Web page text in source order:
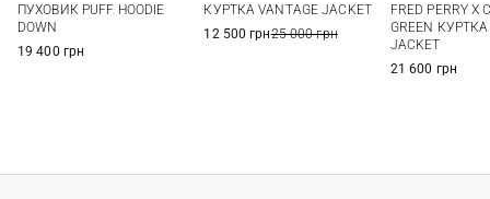
ПУХОВИК PUFF HOODIE
DOWN
19 400 грн
КУРТКА VANTAGE JACKET
12 500 грн25 000 грн
FRED PERRY X
GREEN КУРТКА
JACKET
21 600 грн